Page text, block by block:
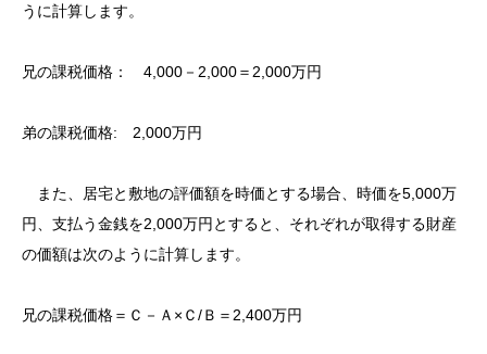
うに計算します。
兄の課税価格： 4,000－2,000＝2,000万円
弟の課税価格: 2,000万円
また、居宅と敷地の評価額を時価とする場合、時価を5,000万
円、支払う金銭を2,000万円とすると、それぞれが取得する財産
の価額は次のように計算します。
兄の課税価格＝Ｃ－Ａ×Ｃ/Ｂ＝2,400万円